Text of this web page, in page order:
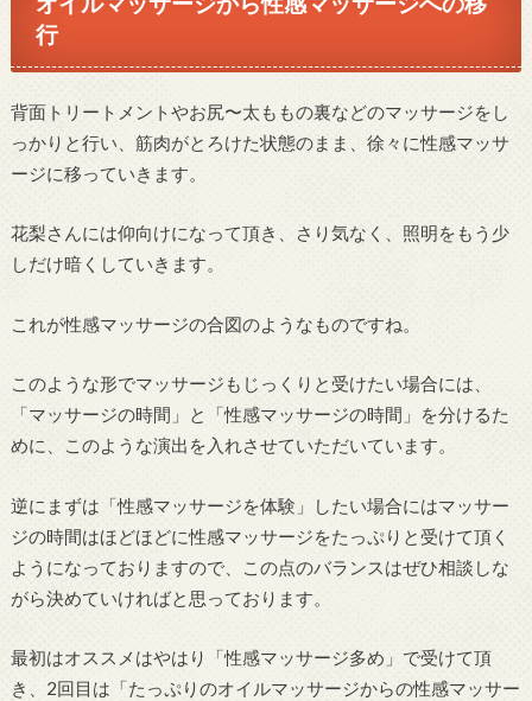
行
背面トリートメントやお尻〜太ももの裏などのマッサージをし
っかりと行い、筋肉がとろけた状態のまま、徐々に性感マッサ
ージに移っていきます。
花梨さんには仰向けになって頂き、さり気なく、照明をもう少
しだけ暗くしていきます。
これが性感マッサージの合図のようなものですね。
このような形でマッサージもじっくりと受けたい場合には、
「マッサージの時間」と「性感マッサージの時間」を分けるた
めに、このような演出を入れさせていただいています。
逆にまずは「性感マッサージを体験」したい場合にはマッサー
ジの時間はほどほどに性感マッサージをたっぷりと受けて頂く
ようになっておりますので、この点のバランスはぜひ相談しな
がら決めていければと思っております。
最初はオススメはやはり「性感マッサージ多め」で受けて頂
き、2回目は「たっぷりのオイルマッサージからの性感マッサー